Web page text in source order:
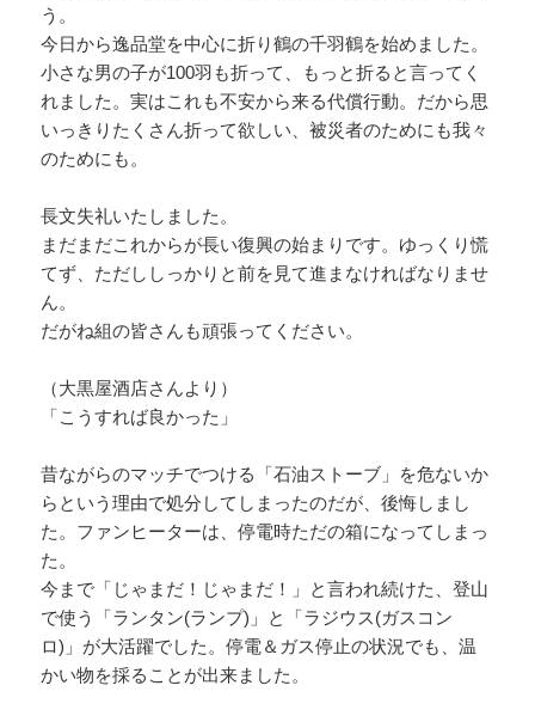
う。
今日から逸品堂を中心に折り鶴の千羽鶴を始めました。
小さな男の子が100羽も折って、もっと折ると言ってく
れました。実はこれも不安から来る代償行動。だから思
いっきりたくさん折って欲しい、被災者のためにも我々
のためにも。
長文失礼いたしました。
まだまだこれからが長い復興の始まりです。ゆっくり慌
てず、ただししっかりと前を見て進まなければなりませ
ん。
だがね組の皆さんも頑張ってください。
（大黒屋酒店さんより）
「こうすれば良かった」
昔ながらのマッチでつける「石油ストーブ」を危ないか
らという理由で処分してしまったのだが、後悔しまし
た。ファンヒーターは、停電時ただの箱になってしまっ
た。
今まで「じゃまだ！じゃまだ！」と言われ続けた、登山
で使う「ランタン(ランプ)」と「ラジウス(ガスコン
ロ)」が大活躍でした。停電＆ガス停止の状況でも、温
かい物を採ることが出来ました。